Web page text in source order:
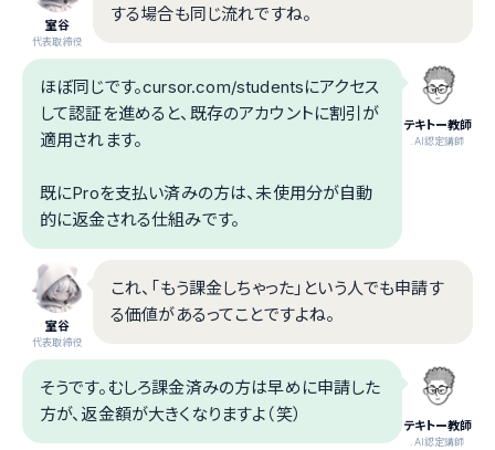
室谷
代表取締役
する場合も同じ流れですね。
テキトー教師
.AI認定講師
ほぼ同じです。cursor.com/studentsにアクセス
して認証を進めると、既存のアカウントに割引が
適用されます。
既にProを支払い済みの方は、未使用分が自動
的に返金される仕組みです。
室谷
代表取締役
これ、「もう課金しちゃった」という人でも申請す
る価値があるってことですよね。
テキトー教師
.AI認定講師
そうです。むしろ課金済みの方は早めに申請した
方が、返金額が大きくなりますよ（笑）